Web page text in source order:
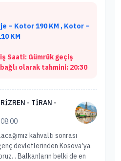
– Kotor 190 KM , Kotor –
KM
Saati: Gümrük geçiş
olarak tahmini: 20:30
- TİRAN -
kahvaltı sonrası
devletlerinden Kosova’ya
. Balkanların belki de en